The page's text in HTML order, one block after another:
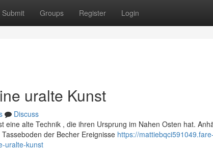
Submit Groups Register Login
uralte Kunst
Discuss
eine alte Technik , die ihren Ursprung im Nahen Osten hat.
der Becher Ereignisse https://mattiebqci591049.fare-
uralte-kunst